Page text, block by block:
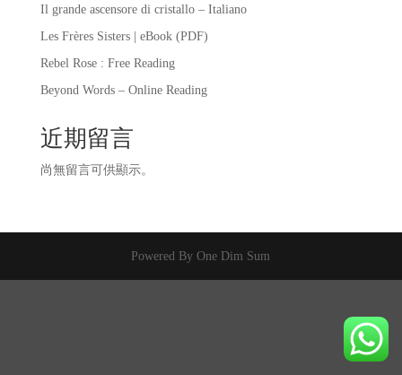
Il grande ascensore di cristallo – Italiano
Les Frères Sisters | eBook (PDF)
Rebel Rose : Free Reading
Beyond Words – Online Reading
近期留言
尚無留言可供顯示。
Powered By One Dim Sum